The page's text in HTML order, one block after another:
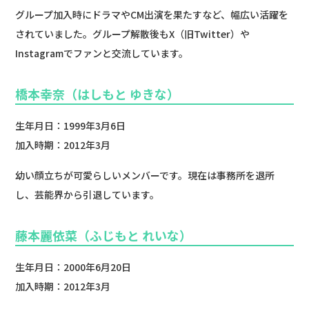
グループ加入時にドラマやCM出演を果たすなど、幅広い活躍を
されていました。グループ解散後もX（旧Twitter）や
Instagramでファンと交流しています。
橋本幸奈（はしもと ゆきな）
生年月日：1999年3月6日
加入時期：2012年3月
幼い顔立ちが可愛らしいメンバーです。現在は事務所を退所
し、芸能界から引退しています。
藤本麗依菜（ふじもと れいな）
生年月日：2000年6月20日
加入時期：2012年3月